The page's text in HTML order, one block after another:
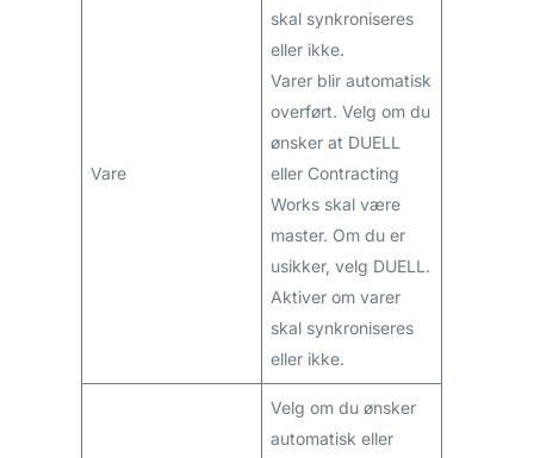
Vare
skal synkroniseres
eller ikke.
Varer blir automatisk
overført. Velg om du
ønsker at DUELL
eller Contracting
Works skal være
master. Om du er
usikker, velg DUELL.
Aktiver om varer
skal synkroniseres
eller ikke.
Velg om du ønsker
automatisk eller